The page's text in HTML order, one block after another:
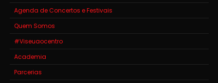
Agenda de Concertos e Festivais
Quem Somos
#Viseuaocentro
Academia
Parcerias